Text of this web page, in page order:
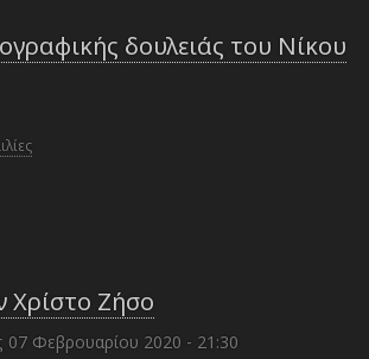
δουλειάς του Νίκου
Χρίστο Ζήσο
07 Φεβρουαρίου 2020 - 21:30